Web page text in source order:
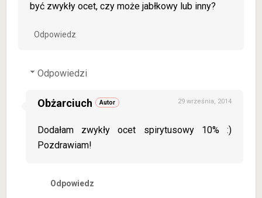
być zwykły ocet, czy może jabłkowy lub inny?
Odpowiedz
Odpowiedzi
Obżarciuch 29 września, 2014
Dodałam zwykły ocet spirytusowy 10% :)
Pozdrawiam!
Odpowiedz